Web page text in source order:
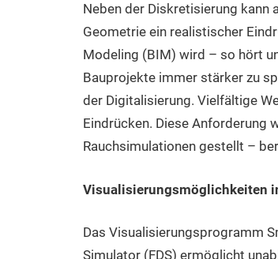
Neben der Diskretisierung kann
Geometrie ein realistischer
Modeling (BIM) wird – so hört
Bauprojekte immer stärker zu
der Digitalisierung. Vielfältige
Eindrücken. Diese Anforderung
Rauchsimulationen gestellt –
Visualisierungsmöglichkeiten
Das Visualisierungsprogramm
Simulator (FDS) ermöglicht